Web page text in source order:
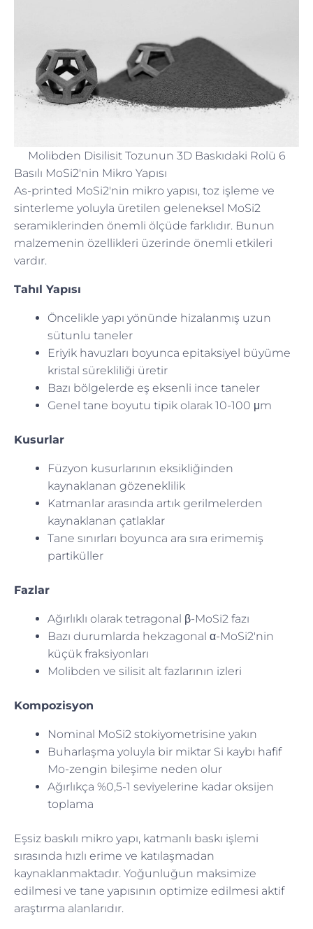
Molibden Disilisit Tozunun 3D Baskıdaki Rolü 6
Basılı MoSi2'nin Mikro Yapısı
As-printed MoSi2'nin mikro yapısı, toz işleme ve
sinterleme yoluyla üretilen geleneksel MoSi2
seramiklerinden önemli ölçüde farklıdır. Bunun
malzemenin özellikleri üzerinde önemli etkileri
vardır.
Tahıl Yapısı
Öncelikle yapı yönünde hizalanmış uzun
sütunlu taneler
Eriyik havuzları boyunca epitaksiyel büyüme
kristal sürekliliği üretir
Bazı bölgelerde eş eksenli ince taneler
Genel tane boyutu tipik olarak 10-100 μm
Kusurlar
Füzyon kusurlarının eksikliğinden
kaynaklanan gözeneklilik
Katmanlar arasında artık gerilmelerden
kaynaklanan çatlaklar
Tane sınırları boyunca ara sıra erimemiş
partiküller
Fazlar
Ağırlıklı olarak tetragonal β-MoSi2 fazı
Bazı durumlarda hekzagonal α-MoSi2'nin
küçük fraksiyonları
Molibden ve silisit alt fazlarının izleri
Kompozisyon
Nominal MoSi2 stokiyometrisine yakın
Buharlaşma yoluyla bir miktar Si kaybı hafif
Mo-zengin bileşime neden olur
Ağırlıkça %0,5-1 seviyelerine kadar oksijen
toplama
Eşsiz baskılı mikro yapı, katmanlı baskı işlemi
sırasında hızlı erime ve katılaşmadan
kaynaklanmaktadır. Yoğunluğun maksimize
edilmesi ve tane yapısının optimize edilmesi aktif
araştırma alanlarıdır.